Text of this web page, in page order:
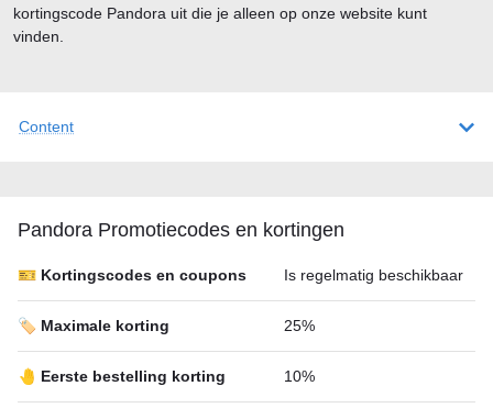
Content
Pandora Promotiecodes en kortingen
🎫 Kortingscodes en coupons Is regelmatig beschikbaar
🏷️ Maximale korting 25%
🤚 Eerste bestelling korting 10%
kortingscode Pandora uit die je alleen op onze website kunt
vinden.